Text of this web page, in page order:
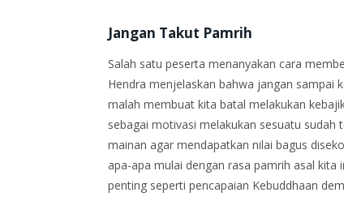
Jangan Takut Pamrih
Salah satu peserta menanyakan cara
Hendra menjelaskan bahwa jangan sampai
malah membuat kita batal melakukan
sebagai motivasi melakukan sesuatu
mainan agar mendapatkan nilai bagus
apa-apa mulai dengan rasa pamrih asal
penting seperti pencapaian Kebuddhaan